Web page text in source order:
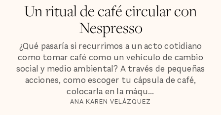
Un ritual de café circular con
Nespresso
¿Qué pasaría si recurrimos a un acto cotidiano
como tomar café como un vehículo de cambio
social y medio ambiental? A través de pequeñas
acciones, como escoger tu cápsula de café,
colocarla en la máqu...
ANA KAREN VELÁZQUEZ